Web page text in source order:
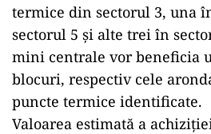
termice din sectorul 3, una
sectorul 5 și alte trei în
mini centrale vor beneficia
blocuri, respectiv cele
puncte termice identificate.
Valoarea estimată a